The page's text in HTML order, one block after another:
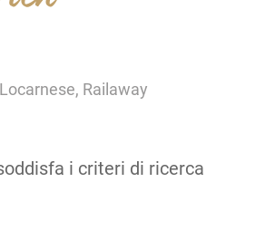
Locarnese, Railaway
i criteri di ricerca